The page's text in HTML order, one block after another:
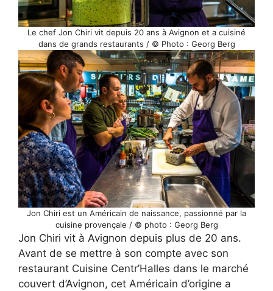
Le chef Jon Chiri vit depuis 20 ans à Avignon et a cuisiné
dans de grands restaurants / © Photo : Georg Berg
Jon Chiri est un Américain de naissance, passionné par la
cuisine provençale / © photo : Georg Berg
Jon Chiri vit à Avignon depuis plus de 20 ans.
Avant de se mettre à son compte avec son
restaurant Cuisine Centr’Halles dans le marché
couvert d’Avignon, cet Américain d’origine a